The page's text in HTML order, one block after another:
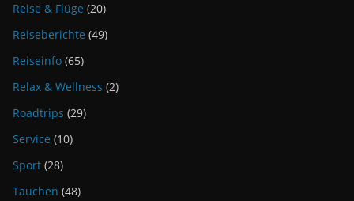
Reise & Flüge (20)
Reiseberichte (49)
Reiseinfo (65)
Relax & Wellness (2)
Roadtrips (29)
Service (10)
Sport (28)
Tauchen (48)